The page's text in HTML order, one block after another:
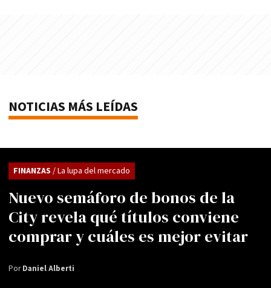
NOTICIAS MÁS LEÍDAS
Nuevo semáforo de bonos de la
City revela qué títulos conviene
comprar y cuáles es mejor evitar
FINANZAS / La lupa del mercado
PorDaniel Alberti